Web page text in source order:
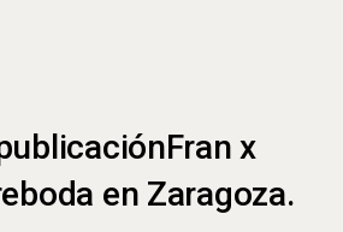
Fran x
en Zaragoza.